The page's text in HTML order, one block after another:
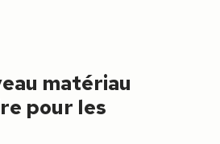
matériau
pour les